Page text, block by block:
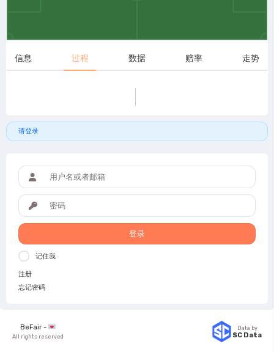
信息 过程 数据 赔率 走势
请登录
登录
记住我
注册
忘记密码
BeFair -
All rights reserved
Data by
SC Data